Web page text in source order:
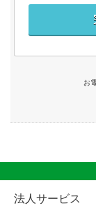
お
法人サービス